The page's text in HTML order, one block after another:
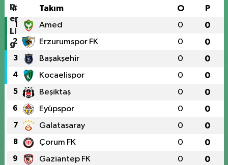
# Takım O P
1 Amed 0 0
2 Erzurumspor FK 0 0
3 Başakşehir 0 0
4 Kocaelispor 0 0
5 Beşiktaş 0 0
6 Eyüpspor 0 0
7 Galatasaray 0 0
8 Çorum FK 0 0
9 Gaziantep FK 0 0